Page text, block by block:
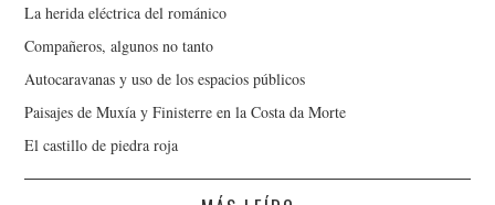
La herida eléctrica del románico
Compañeros, algunos no tanto
Autocaravanas y uso de los espacios públicos
Paisajes de Muxía y Finisterre en la Costa da Morte
El castillo de piedra roja